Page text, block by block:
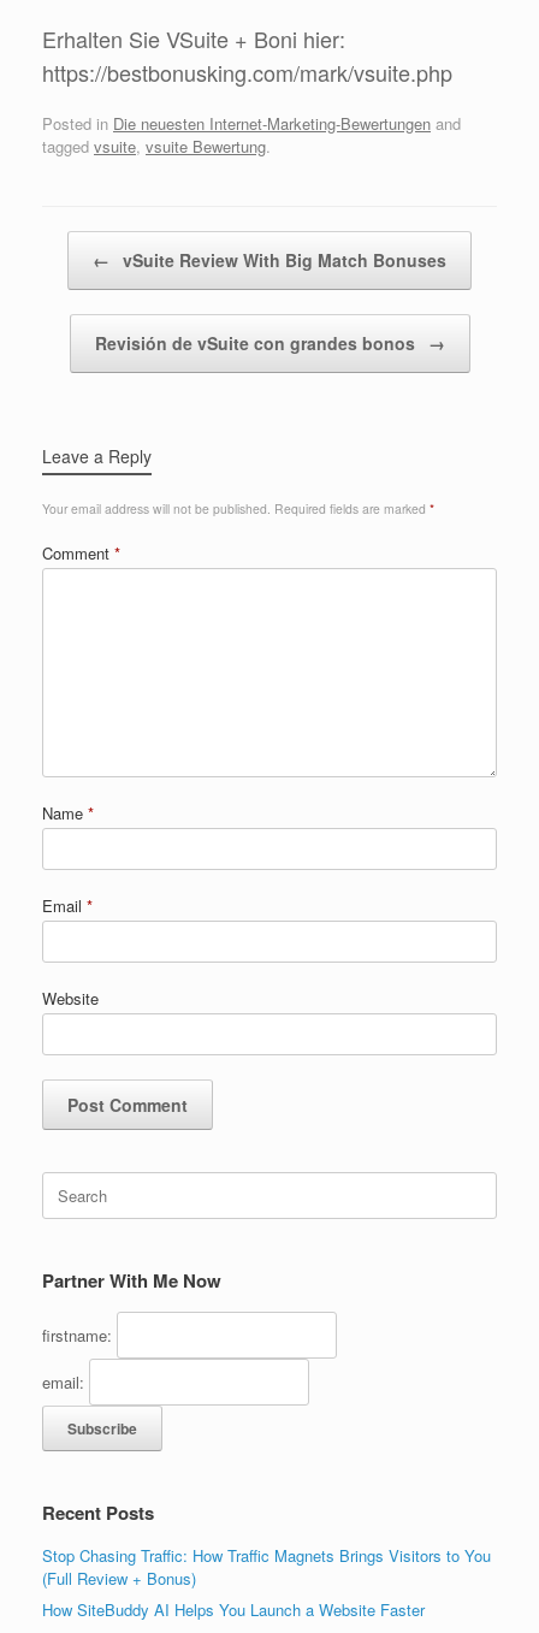
Erhalten Sie VSuite + Boni hier:
https://bestbonusking.com/mark/vsuite.php
Posted in Die neuesten Internet-Marketing-Bewertungen and
tagged vsuite, vsuite Bewertung.
← vSuite Review With Big Match Bonuses
Revisión de vSuite con grandes bonos →
Leave a Reply
Your email address will not be published. Required fields are marked *
Comment *
Name *
Email *
Website
Search
for:
Partner With Me Now
firstname:
email:
Recent Posts
Stop Chasing Traffic: How Traffic Magnets Brings Visitors to You
(Full Review + Bonus)
How SiteBuddy AI Helps You Launch a Website Faster